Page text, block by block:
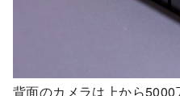
背面のカメラは上から